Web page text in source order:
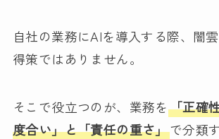
自社の業務にAIを導入する際、闇
得策ではありません。
そこで役立つのが、業務を「正確
度合い」と「責任の重さ」で分類